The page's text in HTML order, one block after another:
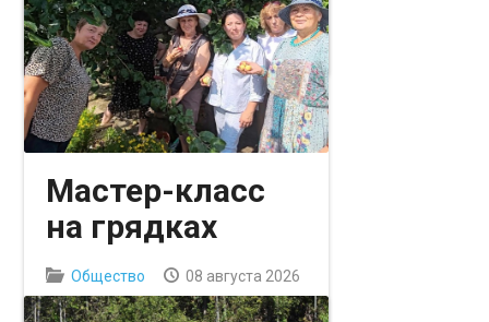
транспортные карты «Тюменской
транспортной системы».
Мастер-класс
на грядках
Общество
08 августа 2026
Участница клуба активного